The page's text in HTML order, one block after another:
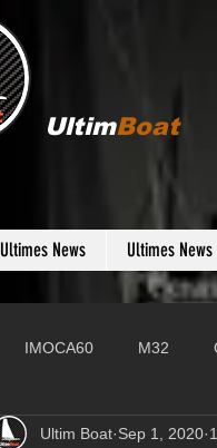
UltimBoat
Ultimes News Ultimes News
IMOCA60 M32
D35 Farr 280
Ultim Boat Sep 1, 2020